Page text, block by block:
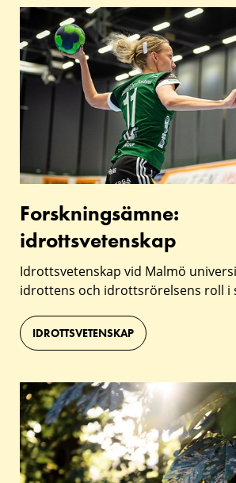
forskningsämnet
Forskningsämne:
idrottsvetenskap
Forskningsämne:
idrottsvetenskap
Idrottsvetenskap vid Malmö
idrottens och idrottsrörelsens roll i
IDROTTSVETENSKAP
Mindfulness